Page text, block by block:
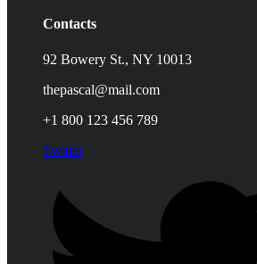
Contacts
92 Bowery St., NY 10013
thepascal@mail.com
+1 800 123 456 789
Twitter